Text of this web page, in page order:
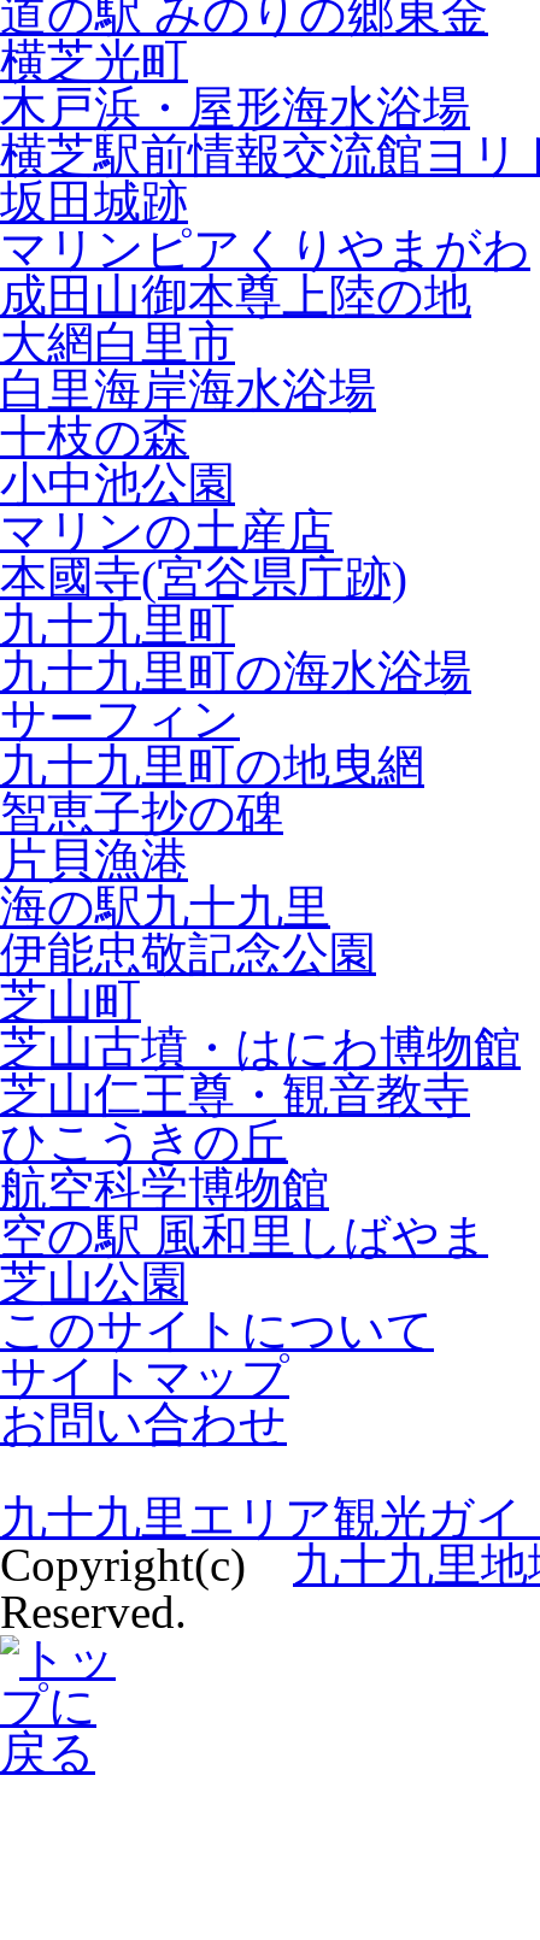
道の駅 みのりの郷東金
横芝光町
木戸浜・屋形海水浴場
横芝駅前情報交流館ヨリ
坂田城跡
マリンピアくりやまがわ
成田山御本尊上陸の地
大網白里市
白里海岸海水浴場
十枝の森
小中池公園
マリンの土産店
本國寺(宮谷県庁跡)
九十九里町
九十九里町の海水浴場
サーフィン
九十九里町の地曳網
智恵子抄の碑
片貝漁港
海の駅九十九里
伊能忠敬記念公園
芝山町
芝山古墳・はにわ博物館
芝山仁王尊・観音教寺
ひこうきの丘
航空科学博物館
空の駅 風和里しばやま
芝山公園
このサイトについて
サイトマップ
お問い合わせ
九十九里エリア観光ガイ
Copyright(c) 九十九里
Reserved.